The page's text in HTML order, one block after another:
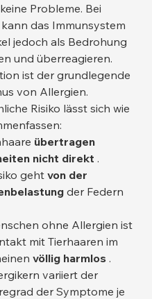
Probleme. Bei
das Immunsystem
jedoch als Bedrohung
und überreagieren.
ist der grundlegende
von Allergien.
Risiko lässt sich wie
übertragen
nicht direkt .
geht von der
der Federn
ohne Allergien ist
mit Tierhaaren im
völlig harmlos .
variiert der
der Symptome je